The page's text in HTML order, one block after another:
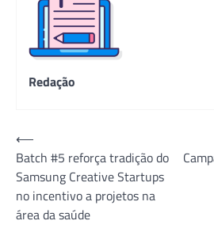
Redação
Navegação
de
Post
⟵
Batch #5 reforça tradição do
Samsung Creative Startups
no incentivo a projetos na
área da saúde